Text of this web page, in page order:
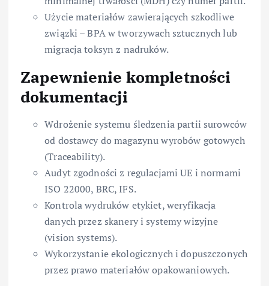
Użycie materiałów zawierających szkodliwe
związki – BPA w tworzywach sztucznych lub
migracja toksyn z nadruków.
Zapewnienie kompletności
dokumentacji
Wdrożenie systemu śledzenia partii surowców
od dostawcy do magazynu wyrobów gotowych
(Traceability).
Audyt zgodności z regulacjami UE i normami
ISO 22000, BRC, IFS.
Kontrola wydruków etykiet, weryfikacja
danych przez skanery i systemy wizyjne
(vision systems).
Wykorzystanie ekologicznych i dopuszczonych
przez prawo materiałów opakowaniowych.